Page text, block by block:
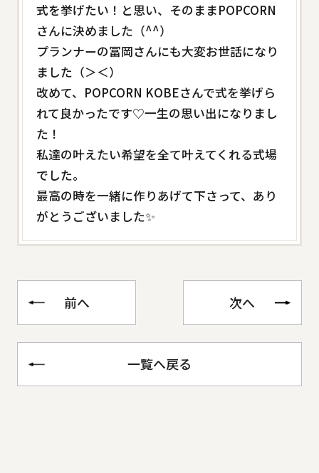
式を挙げたい！と思い、そのままPOPCORN
さんに決めました（^^）
プランナーの冨岡さんにも大変お世話になり
ました（＞＜）
改めて、POPCORN KOBEさんで式を挙げら
れて良かったです♡一生の思い出になりまし
た！
私達の叶えたい希望を全て叶えてくれる式場
でした。
最高の時を一緒に作りあげて下さって、あり
がとうございました✨
前へ 次へ
一覧へ戻る